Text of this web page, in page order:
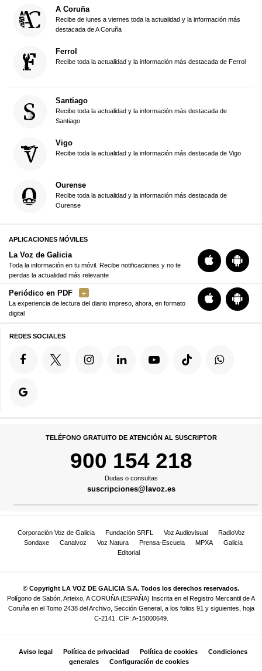
A Coruña
Recibe de lunes a viernes toda la actualidad y la información más
destacada de A Coruña
Ferrol
Recibe toda la actualidad y la información más destacada de Ferrol
Santiago
Recibe toda la actualidad y la información más destacada de
Santiago
Vigo
Recibe toda la actualidad y la información más destacada de Vigo
Ourense
Recibe toda la actualidad y la información más destacada de
Ourense
APLICACIONES MÓVILES
La Voz de Galicia
Toda la información en tu móvil. Recibe notificaciones y no te
pierdas la actualidad más relevante
Periódico en PDF
La experiencia de lectura del diario impreso, ahora, en formato
digital
REDES SOCIALES
TELÉFONO GRATUITO DE ATENCIÓN AL SUSCRIPTOR
900 154 218
Dudas o consultas
suscripciones@lavoz.es
Corporación Voz de Galicia Fundación SRFL Voz Audiovisual
RadioVoz
Sondaxe
Canalvoz Voz Natura Prensa-Escuela MPXA
Galicia
Editorial
© Copyright LA VOZ DE GALICIA S.A. Todos los derechos reservados.
Polígono de Sabón, Arteixo, A CORUÑA (ESPAÑA) Inscrita en el Registro Mercantil de A
Coruña en el Tomo 2438 del Archivo, Sección General, a los folios 91 y siguientes, hoja
C-2141. CIF: A-15000649.
Aviso legal Política de privacidad Política de cookies
Condiciones
generales
Configuración de cookies